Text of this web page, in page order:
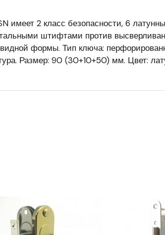
имеет 2 класс безопасности, 6
штифтами против
формы. Тип ключа:
Размер: 90 (30+10+50) мм. Цвет: